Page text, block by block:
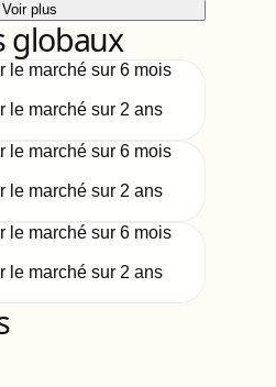
Voir plus
globaux
le marché sur 6 mois
le marché sur 2 ans
le marché sur 6 mois
le marché sur 2 ans
le marché sur 6 mois
le marché sur 2 ans